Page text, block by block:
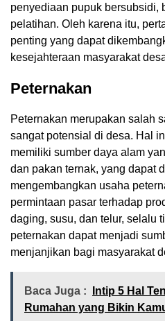
penyediaan pupuk bersubsidi,
pelatihan. Oleh karena itu,
penting yang dapat
kesejahteraan masyarakat
Peternakan
Peternakan merupakan salah
sangat potensial di desa. Hal
memiliki sumber daya alam
dan pakan ternak, yang dapat
mengembangkan usaha
permintaan pasar terhadap
daging, susu, dan telur, selalu
peternakan dapat menjadi
menjanjikan bagi masyarakat
Baca Juga :
Intip 5 Hal
Rumahan yang Bikin